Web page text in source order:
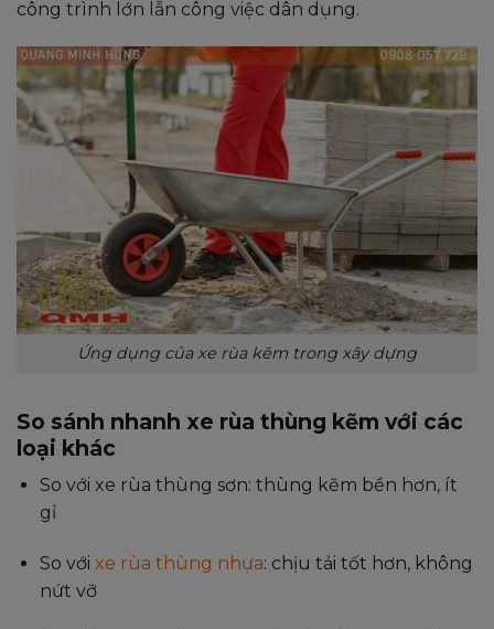
công trình lớn lẫn công việc dân dụng.
Ứng dụng của xe rùa kẽm trong xây dựng
So sánh nhanh xe rùa thùng kẽm với các
loại khác
So với xe rùa thùng sơn: thùng kẽm bền hơn, ít
gỉ
So với xe rùa thùng nhựa: chịu tải tốt hơn, không
nứt vỡ